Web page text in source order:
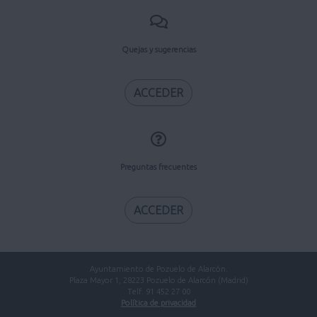
Quejas y sugerencias
ACCEDER
Preguntas frecuentes
ACCEDER
Ayuntamiento de Pozuelo de Alarcón.
Plaza Mayor 1, 28223 Pozuelo de Alarcón (Madrid)
Telf. 91 452 27 00
Política de privacidad